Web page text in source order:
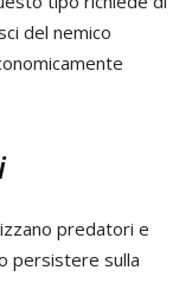
del nemico
predatori e
persistere sulla